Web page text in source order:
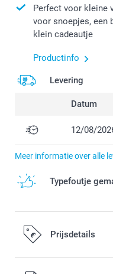
Perfect voor kleine
voor snoepjes, een
klein cadeautje
Productinfo
Levering
Datum
12/08/
Meer informatie over alle
Typefoutje
Prijsdetails